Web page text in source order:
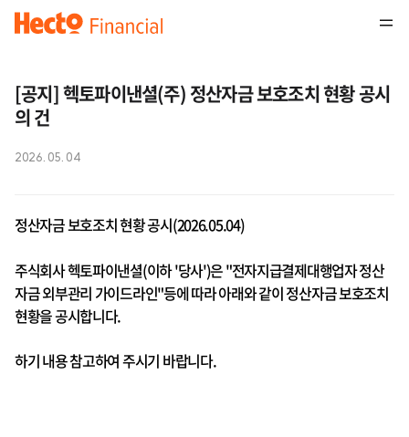
[공지] 헥토파이낸셜(주) 정산자금 보호조치 현황 공시
의 건
2026. 05. 04
정산자금 보호조치 현황 공시(2026.05.04)
주식회사 헥토파이낸셜(이하 '당사')은 "전자지급결제대행업자 정산
자금 외부관리 가이드라인"등에 따라 아래와 같이 정산자금 보호조치
현황을 공시합니다.
하기 내용 참고하여 주시기 바랍니다.